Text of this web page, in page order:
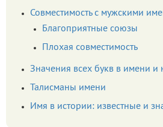
Совместимость с мужскими
Благоприятные союзы
Плохая совместимость
Значения всех букв в имени и
Талисманы имени
Имя в истории: известные и